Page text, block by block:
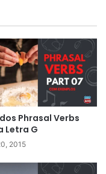
Phrasal Verbs
Letra G
2015